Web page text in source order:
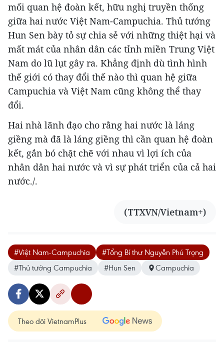
mối quan hệ đoàn kết, hữu nghị truyền thống
giữa hai nước Việt Nam-Campuchia. Thủ tướng
Hun Sen bày tỏ sự chia sẻ với những thiệt hại và
mất mát của nhân dân các tỉnh miền Trung Việt
Nam do lũ lụt gây ra. Khẳng định dù tình hình
thế giới có thay đổi thế nào thì quan hệ giữa
Campuchia và Việt Nam cũng không thể thay
đổi.
Hai nhà lãnh đạo cho rằng hai nước là láng
giềng mà đã là láng giềng thì cần quan hệ đoàn
kết, gắn bó chặt chẽ với nhau vì lợi ích của
nhân dân hai nước và vì sự phát triển của cả hai
nước./.
(TTXVN/Vietnam+)
#Việt Nam-Campuchia
#Tổng Bí thư Nguyễn Phú Trọng
#Thủ tướng Campuchia
#Hun Sen Campuchia
Theo dõi VietnamPlus